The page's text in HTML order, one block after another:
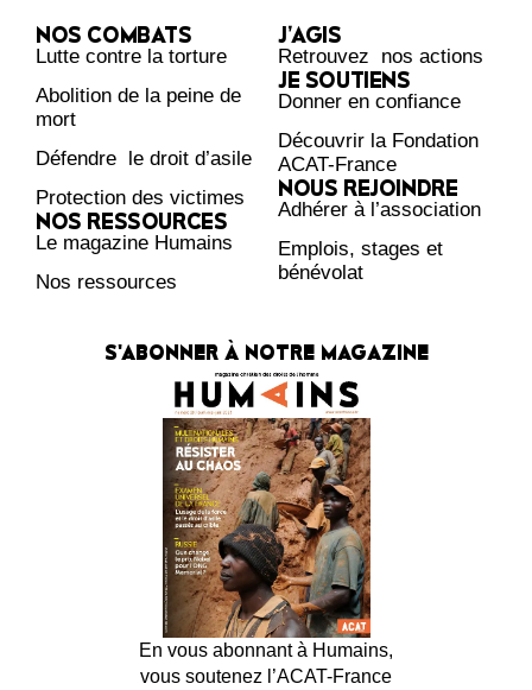
NOS COMBATS
Lutte contre la torture
Abolition de la peine de
mort
Défendre le droit d’asile
Protection des victimes
NOS RESSOURCES
Le magazine Humains
Nos ressources
J’AGIS
Retrouvez nos actions
JE SOUTIENS
Donner en confiance
Découvrir la Fondation
ACAT-France
NOUS REJOINDRE
Adhérer à l’association
Emplois, stages et
bénévolat
S'ABONNER À NOTRE MAGAZINE
En vous abonnant à Humains,
vous soutenez l’ACAT-France